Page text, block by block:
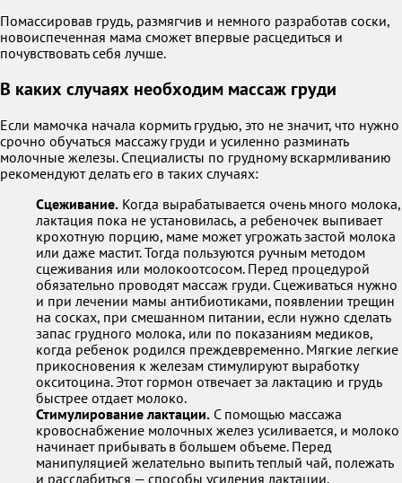
Помассировав грудь, размягчив и немного разработав соски,
новоиспеченная мама сможет впервые расцедиться и
почувствовать себя лучше.
В каких случаях необходим массаж груди
Если мамочка начала кормить грудью, это не значит, что нужно
срочно обучаться массажу груди и усиленно разминать
молочные железы. Специалисты по грудному вскармливанию
рекомендуют делать его в таких случаях:
Сцеживание. Когда вырабатывается очень много молока,
лактация пока не установилась, а ребеночек выпивает
крохотную порцию, маме может угрожать застой молока
или даже мастит. Тогда пользуются ручным методом
сцеживания или молокоотсосом. Перед процедурой
обязательно проводят массаж груди. Сцеживаться нужно
и при лечении мамы антибиотиками, появлении трещин
на сосках, при смешанном питании, если нужно сделать
запас грудного молока, или по показаниям медиков,
когда ребенок родился преждевременно. Мягкие легкие
прикосновения к железам стимулируют выработку
окситоцина. Этот гормон отвечает за лактацию и грудь
быстрее отдает молоко.
Стимулирование лактации. С помощью массажа
кровоснабжение молочных желез усиливается, и молоко
начинает прибывать в большем объеме. Перед
манипуляцией желательно выпить теплый чай, полежать
и расслабиться — способы усиления лактации.